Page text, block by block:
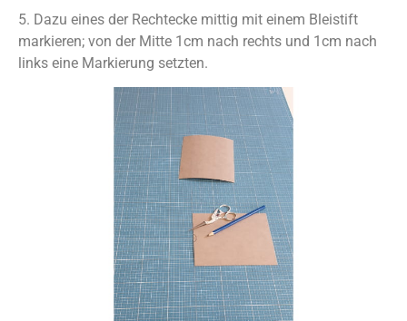
5. Dazu eines der Rechtecke mittig mit einem Bleistift
markieren; von der Mitte 1cm nach rechts und 1cm nach
links eine Markierung setzten.